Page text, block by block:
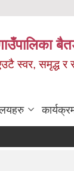
स्वर, समृद्ध